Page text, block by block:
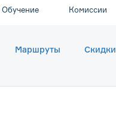
Обучение Комиссии
Маршруты Скидки